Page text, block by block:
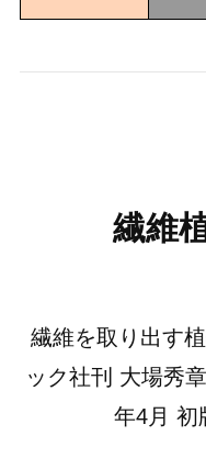
繊維
繊維を取り出す
ック社刊 大場秀
年4月 初